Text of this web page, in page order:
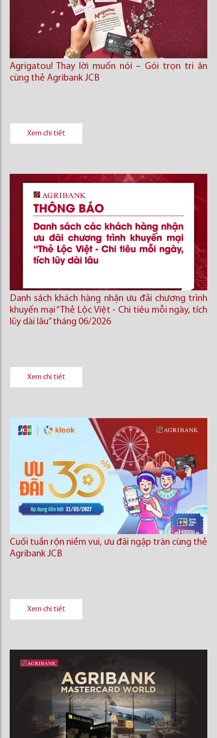
Agrigatou! Thay lời muốn nói – Gói trọn tri ân
cùng thẻ Agribank JCB
Xem chi tiết
Danh sách khách hàng nhận ưu đãi chương trình
khuyến mại “Thẻ Lộc Việt - Chi tiêu mỗi ngày, tích
lũy dài lâu” tháng 06/2026
Xem chi tiết
Cuối tuần rộn niềm vui, ưu đãi ngập tràn cùng thẻ
Agribank JCB
Xem chi tiết